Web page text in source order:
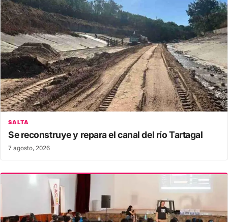
SALTA
Se reconstruye y repara el canal del río Tartagal
7 agosto, 2026